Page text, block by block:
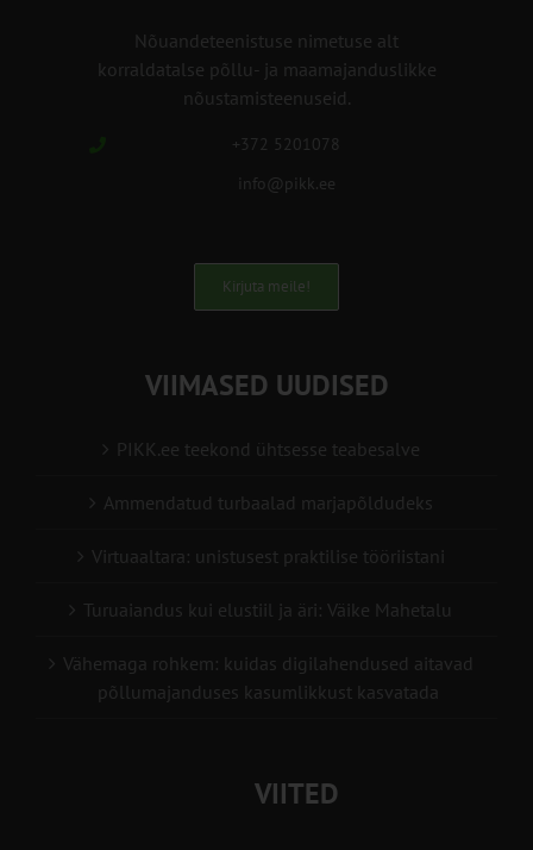
Nõuandeteenistuse nimetuse alt
korraldatalse põllu- ja maamajanduslikke
nõustamisteenuseid.
+372 5201078
info@pikk.ee
Kirjuta meile!
VIIMASED UUDISED
PIKK.ee teekond ühtsesse teabesalve
Ammendatud turbaalad marjapõldudeks
Virtuaaltara: unistusest praktilise tööriistani
Turuaiandus kui elustiil ja äri: Väike Mahetalu
Vähemaga rohkem: kuidas digilahendused aitavad
põllumajanduses kasumlikkust kasvatada
VIITED